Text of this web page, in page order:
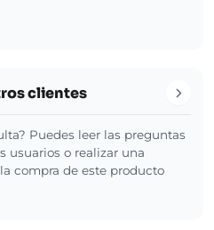
clientes
Puedes leer las preguntas
usuarios o realizar una
compra de este producto